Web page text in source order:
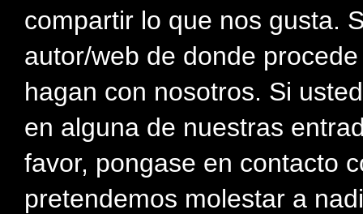
compartir lo que nos gusta.
autor/web de donde
hagan con nosotros. Si
en alguna de nuestras
favor, pongase en contacto
pretendemos molestar a